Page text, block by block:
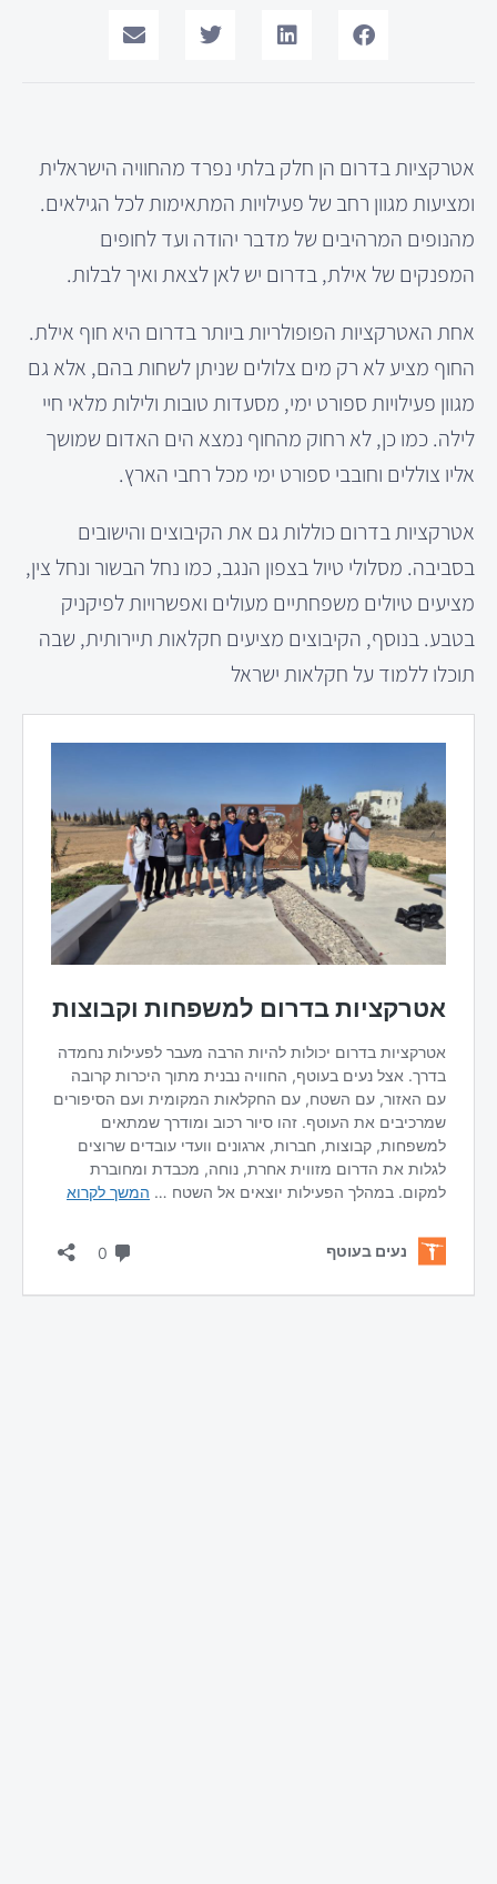
אטרקציות בדרום הן חלק בלתי נפרד מהחוויה הישראלית
ומציעות מגוון רחב של פעילויות המתאימות לכל הגילאים.
מהנופים המרהיבים של מדבר יהודה ועד לחופים
המפנקים של אילת, בדרום יש לאן לצאת ואיך לבלות.
אחת האטרקציות הפופולריות ביותר בדרום היא חוף אילת.
החוף מציע לא רק מים צלולים שניתן לשחות בהם, אלא גם
מגוון פעילויות ספורט ימי, מסעדות טובות ולילות מלאי חיי
לילה. כמו כן, לא רחוק מהחוף נמצא הים האדום שמושך
אליו צוללים וחובבי ספורט ימי מכל רחבי הארץ.
אטרקציות בדרום כוללות גם את הקיבוצים והישובים
בסביבה. מסלולי טיול בצפון הנגב, כמו נחל הבשור ונחל צין,
מציעים טיולים משפחתיים מעולים ואפשרויות לפיקניק
בטבע. בנוסף, הקיבוצים מציעים חקלאות תיירותית, שבה
תוכלו ללמוד על חקלאות ישראל